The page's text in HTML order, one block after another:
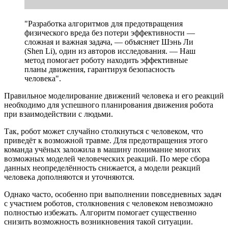
"Разработка алгоритмов для предотвращения
физического вреда без потери эффективности —
сложная и важная задача, — объясняет Шэнь Ли
(Shen Li), один из авторов исследования. — Наш
метод помогает роботу находить эффективные
планы движения, гарантируя безопасность
человека".
Правильное моделирование движений человека и его реакций
необходимо для успешного планирования движения робота
при взаимодействии с людьми.
Так, робот может случайно столкнуться с человеком, что
приведёт к возможной травме. Для предотвращения этого
команда учёных заложила в машину понимание многих
возможных моделей человеческих реакций. По мере сбора
данных неопределённость снижается, а модели реакций
человека дополняются и уточняются.
Однако часто, особенно при выполнении повседневных задач
с участием роботов, столкновения с человеком невозможно
полностью избежать. Алгоритм помогает существенно
снизить возможность возникновения такой ситуации.